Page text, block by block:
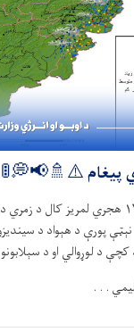
پیغام ⚠️🚿📢💭🚦
هجري لمریز کال د زمري
نېټې پورې د هېواد د
د لوړوالي او د سېلابونو
. . .